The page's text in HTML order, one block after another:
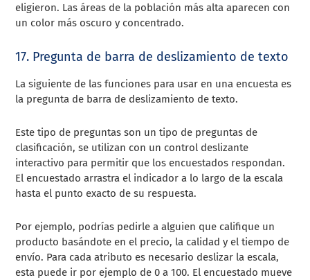
eligieron. Las áreas de la población más alta aparecen con
un color más oscuro y concentrado.
17. Pregunta de barra de deslizamiento de texto
La siguiente de las funciones para usar en una encuesta es
la pregunta de barra de deslizamiento de texto.
Este tipo de preguntas son un tipo de preguntas de
clasificación, se utilizan con un control deslizante
interactivo para permitir que los encuestados respondan.
El encuestado arrastra el indicador a lo largo de la escala
hasta el punto exacto de su respuesta.
Por ejemplo, podrías pedirle a alguien que califique un
producto basándote en el precio, la calidad y el tiempo de
envío. Para cada atributo es necesario deslizar la escala,
esta puede ir por ejemplo de 0 a 100. El encuestado mueve